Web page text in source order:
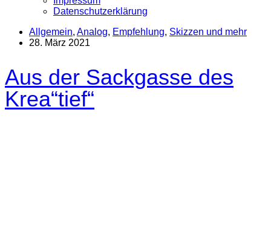
Datenschutzerklärung
Allgemein, Analog, Empfehlung, Skizzen und mehr
28. März 2021
Aus der Sackgasse des
Krea“tief“